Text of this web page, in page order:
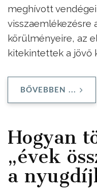
meghívott
visszaemlékezésre
körülményeire, az
kitekintettek a jövő
BŐVEBBEN ...
Hogyan
„évek
a